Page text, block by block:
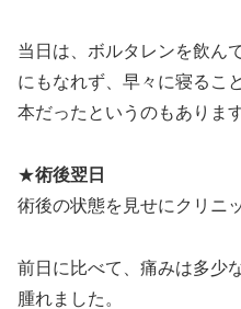
当日は、ボルタレンを飲ん
にもなれず、早々に寝るこ
本だったというのもあります
★術後翌日
術後の状態を見せにクリニ
前日に比べて、痛みは多少
腫れました。